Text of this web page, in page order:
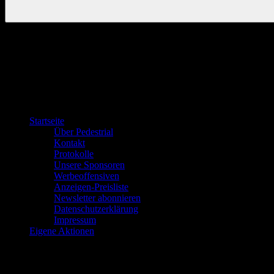
Startseite
Über Pedestrial
Kontakt
Protokolle
Unsere Sponsoren
Werbeoffensiven
Anzeigen-Preisliste
Newsletter abonnieren
Datenschutzerklärung
Impressum
Eigene Aktionen